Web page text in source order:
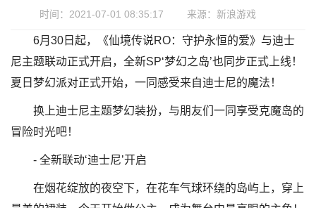
时间：2021-07-01 08:35:17 来源：新浪游戏
6月30日起，《仙境传说RO：守护永恒的爱》与迪士
尼主题联动正式开启，全新SP‘梦幻之岛’也同步正式上线！
夏日梦幻派对正式开始，一同感受来自迪士尼的魔法！
换上迪士尼主题梦幻装扮，与朋友们一同享受克魔岛的
冒险时光吧！
- 全新联动‘迪士尼’开启
在烟花绽放的夜空下，在花车气球环绕的岛屿上，穿上